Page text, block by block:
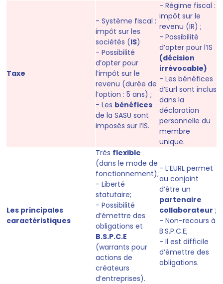
Taxe
- Système fiscal :
impôt sur les
sociétés (IS)
- Possibilité
d’opter pour
l’impôt sur le
revenu (durée de
l’option : 5 ans) ;
- Les bénéfices
de la SASU sont
imposés sur l’IS.
- Régime fiscal :
impôt sur le
revenu (IR) ;
- Possibilité
d’opter pour l’IS
(décision
irrévocable)
- Les bénéfices
d’Eurl sont inclus
dans la
déclaration
personnelle du
membre
unique.
Les principales
caractéristiques
Très flexible
(dans le mode de
fonctionnement);
- Liberté
statutaire;
- Possibilité
d’émettre des
obligations et
B.S.P.C.E
(warrants pour
actions de
créateurs
d’entreprises).
- L’EURL permet
au conjoint
d’être un
partenaire
collaborateur ;
- Non-recours à
B.S.P.C.E;
- Il est difficile
d’émettre des
obligations.